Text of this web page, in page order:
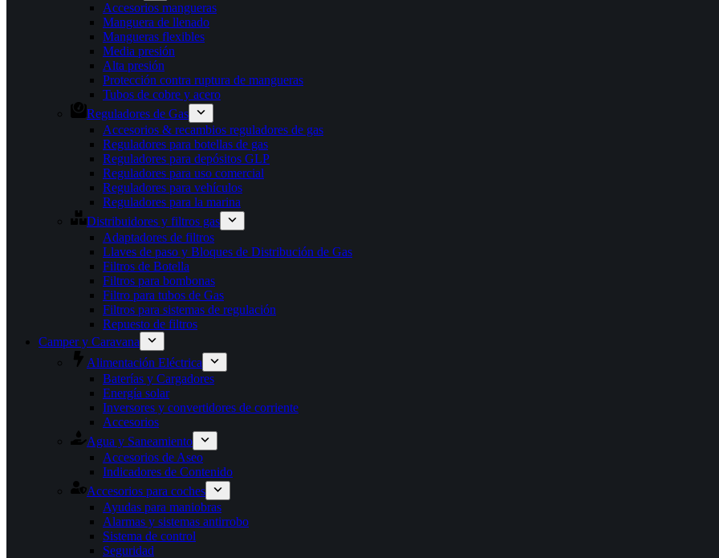
Accesorios mangueras
Manguera de llenado
Mangueras flexibles
Media presión
Alta presión
Protección contra ruptura de mangueras
Tubos de cobre y acero
Reguladores de Gas
Accesorios & recambios reguladores de gas
Reguladores para botellas de gas
Reguladores para depósitos GLP
Reguladores para uso comercial
Reguladores para vehículos
Reguladores para la marina
Distribuidores y filtros gas
Adaptadores de filtros
Llaves de paso y Bloques de Distribución de Gas
Filtros de Botella
Filtros para bombonas
Filtro para tubos de Gas
Filtros para sistemas de regulación
Repuesto de filtros
Camper y Caravana
Alimentación Eléctrica
Baterías y Cargadores
Energía solar
Inversores y convertidores de corriente
Accesorios
Agua y Saneamiento
Accesorios de Aseo
Indicadores de Contenido
Accesorios para coches
Ayudas para maniobras
Alarmas y sistemas antirrobo
Sistema de control
Seguridad